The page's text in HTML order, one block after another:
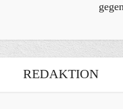
REDAKTION